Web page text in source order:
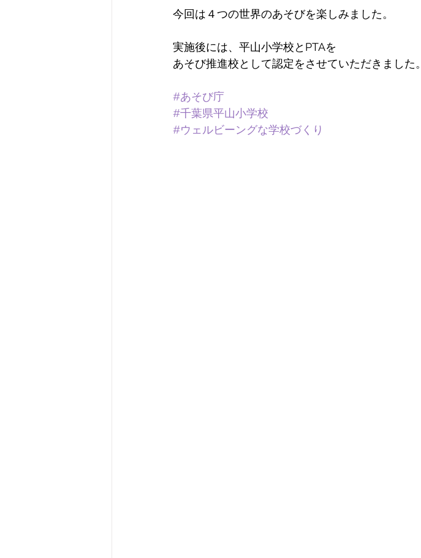
今回は４つの世界のあそびを楽しみました。
実施後には、平山小学校とPTAを
あそび推進校として認定をさせていただきました。
#あそび庁
#千葉県平山小学校
#ウェルビーングな学校づくり